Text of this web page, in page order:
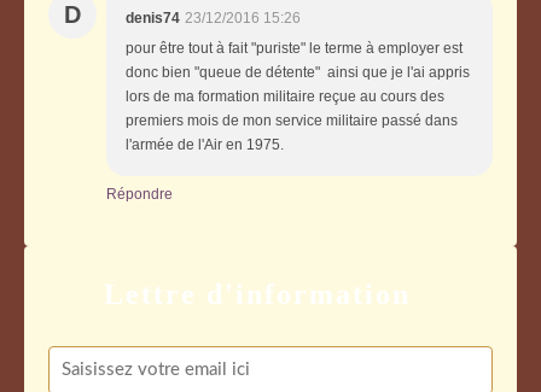
D denis74 23/12/2016 15:26
pour être tout à fait "puriste" le terme à employer est
donc bien "queue de détente" ainsi que je l'ai appris
lors de ma formation militaire reçue au cours des
premiers mois de mon service militaire passé dans
l'armée de l'Air en 1975.
Répondre